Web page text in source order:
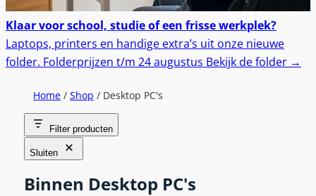
Klaar voor school, studie of een frisse werkplek?
Laptops, printers en handige extra’s uit onze nieuwe
folder. Folderprijzen t/m 24 augustus Bekijk de folder →
Home / Shop / Desktop PC's
Filter producten
Sluiten
Binnen Desktop PC's